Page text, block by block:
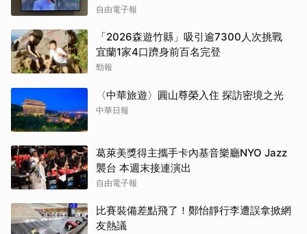
自由電子報
「2026森遊竹縣」吸引逾7300人次挑戰
宜蘭1家4口躋身前百名完登
勁報
〈中華旅遊〉圓山尊榮入住 探訪密境之光
中華日報
葛萊美獎得主攜手卡內基音樂廳NYO Jazz
襲台 本週末接連演出
自由電子報
比賽裝備差點飛了！鄭怡靜行李遭誤拿掀網
友熱議